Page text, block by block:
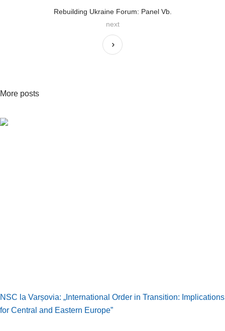
Rebuilding Ukraine Forum: Panel Vb.
next
More posts
NSC la Varșovia: „International Order in Transition: Implications
for Central and Eastern Europe”